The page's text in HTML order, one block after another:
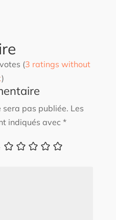
(3 ratings without
)
pas publiée. Les
indiqués avec *